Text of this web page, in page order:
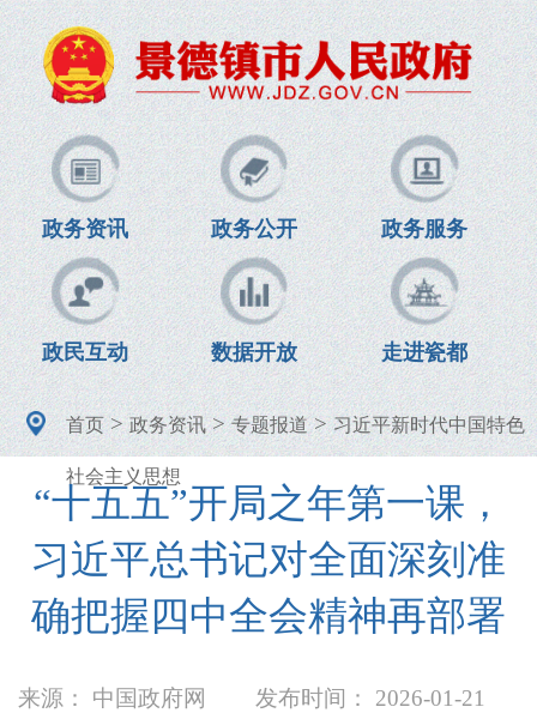
政务资讯 政务公开 政务服务
政民互动 数据开放 走进瓷都
首页>政务资讯>专题报道>习近平新时代中国特色
社会主义思想
“十五五”开局之年第一课，
习近平总书记对全面深刻准
确把握四中全会精神再部署
来源： 中国政府网 发布时间： 2026-01-21